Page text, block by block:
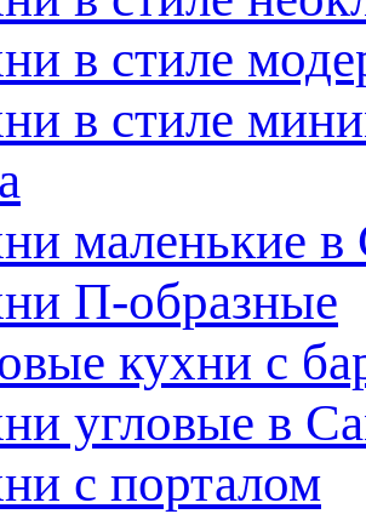
в стиле
в стиле
маленькие в
П-образные
кухни с
угловые в
с порталом